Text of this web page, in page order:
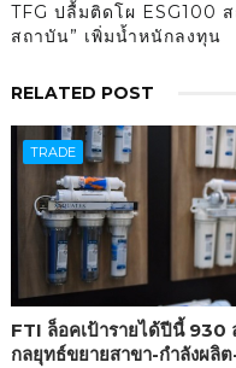
TFG ปลื้มติดโผ ESG100
สถาบัน” เพิ่มน้ำหนักลงทุน
RELATED POST
TRADE
FTI ล็อคเป้ารายได้ปีนี้ 930
กลยุทธ์ขยายสาขา-กำลังผลิ